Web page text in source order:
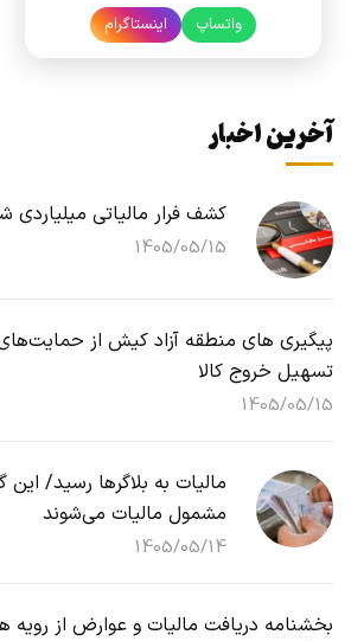
واتساپ اینستاگرام
آخرین اخبار
کشف فرار مالیاتی میلیاردی
1405/05/15
پیگیری های منطقه آزاد کیش از حمایت‌های
تسهیل خروج کالا
1405/05/15
مالیات به بلاگرها رسید/
مشمول مالیات می‌شوند
1405/05/14
بخشنامه دریافت مالیات و عوارض از رویه